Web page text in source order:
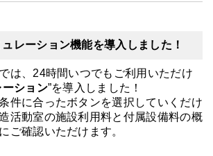
レーション機能を導入しました！
は、24時間いつでもご利用いただけ
ション”を導入しました！
件に合ったボタンを選択していくだけ
活動室の施設利用料と付属設備料の概
ご確認いただけます。